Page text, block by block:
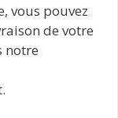
vous pouvez
de votre
notre